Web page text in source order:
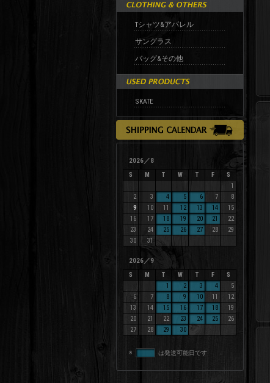
Tシャツ&アパレル
サングラス
バッグ&その他
SKATE
2026／8
S
M T W T F
S
1
2
3 4 5 6 7
8
9
10 11 12 13 14
15
16
17 18 19 20 21
22
23
24 25 26 27 28
29
30
31
2026／9
S
M T W T F
S
1
2 3 4
5
6
7 8 9 10 11
12
13
14 15 16 17 18
19
20
21 22 23 24 25
26
27
28 29 30
※ は発送可能日です